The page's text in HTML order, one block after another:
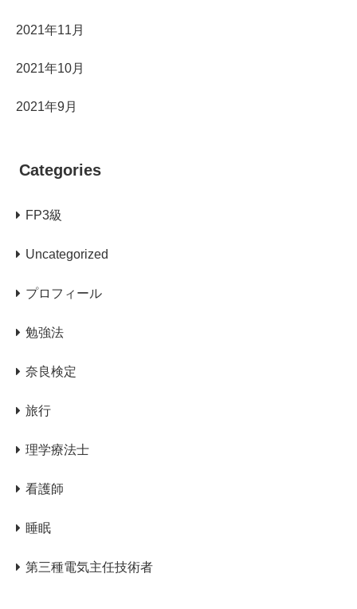
2021年11月
2021年10月
2021年9月
Categories
FP3級
Uncategorized
プロフィール
勉強法
奈良検定
旅行
理学療法士
看護師
睡眠
第三種電気主任技術者